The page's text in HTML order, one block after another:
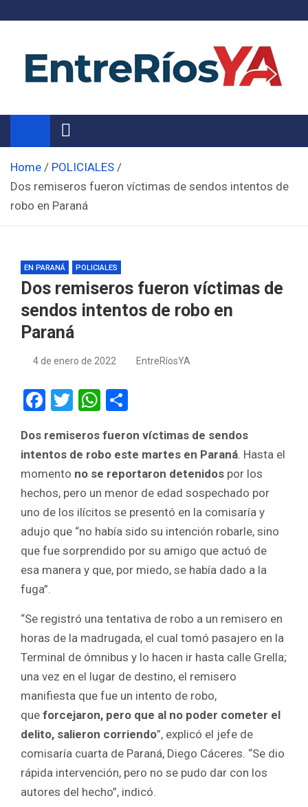
Noticias de Entre Ríos
Información de toda la provincia ahora
Home
POLICIALES
Dos remiseros fueron víctimas de sendos intentos de
robo en Paraná
EN PARANÁ POLICIALES
Dos remiseros fueron víctimas de
sendos intentos de robo en
Paraná
4 de enero de 2022 EntreRíosYA
F
ce
b
o
o
k
T
tt
er
W
at
s
A
p
p
ar
e
Dos remiseros fueron víctimas de sendos
intentos de robo este martes en Paraná. Hasta el
momento no se reportaron detenidos por los
hechos, pero un menor de edad sospechado por
uno de los ilícitos se presentó en la comisaría y
adujo que “no había sido su intención robarle, sino
que fue sorprendido por su amigo que actuó de
esa manera y que, por miedo, se había dado a la
fuga”.
“Se registró una tentativa de robo a un remisero en
horas de la madrugada, el cual tomó pasajero en la
Terminal de ómnibus y lo hacen ir hasta calle Grella;
una vez en el lugar de destino, el remisero
manifiesta que fue un intento de robo,
que forcejaron, pero que al no poder cometer el
delito, salieron corriendo”, explicó el jefe de
comisaría cuarta de Paraná, Diego Cáceres. “Se dio
rápida intervención, pero no se pudo dar con los
autores del hecho”, indicó.